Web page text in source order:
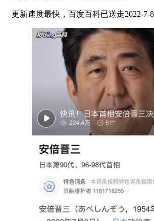
更新速度最快，百度百科已送走2022-7-